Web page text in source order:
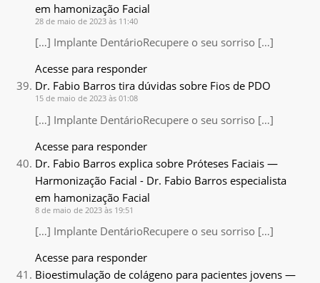
em hamonização Facial
28 de maio de 2023 às 11:40
[…] Implante DentárioRecupere o seu sorriso […]
Acesse para responder
Dr. Fabio Barros tira dúvidas sobre Fios de PDO
15 de maio de 2023 às 01:08
[…] Implante DentárioRecupere o seu sorriso […]
Acesse para responder
Dr. Fabio Barros explica sobre Próteses Faciais —
Harmonização Facial - Dr. Fabio Barros especialista
em hamonização Facial
8 de maio de 2023 às 19:51
[…] Implante DentárioRecupere o seu sorriso […]
Acesse para responder
Bioestimulação de colágeno para pacientes jovens —